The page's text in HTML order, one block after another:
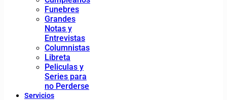
Funebres
Grandes
Notas y
Entrevistas
Columnistas
Libreta
Peliculas y
Series para
no Perderse
Servicios